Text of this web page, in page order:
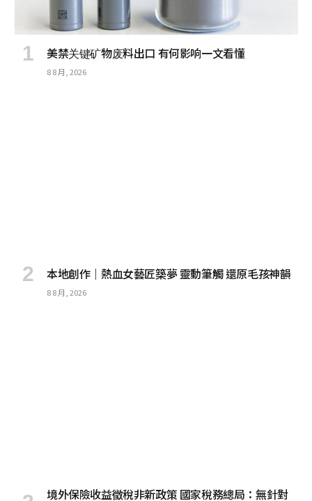
美禁关键矿物废料出口 有何影响一文看懂
8 8 月, 2026
本地創作｜熱血女藝匠築夢 靈動筆觸 還原毛孩神韻
8 8 月, 2026
境外保險收益徵稅非新政策 國家稅務總局：無針對